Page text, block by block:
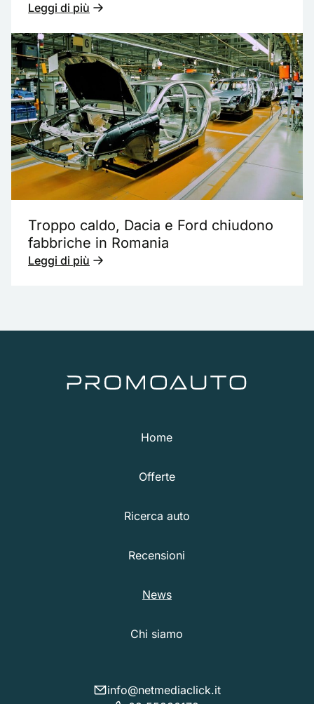
Leggi di più
Troppo caldo, Dacia e Ford chiudono
fabbriche in Romania
Leggi di più
Home
Offerte
Ricerca auto
Recensioni
News
Chi siamo
info@netmediaclick.it